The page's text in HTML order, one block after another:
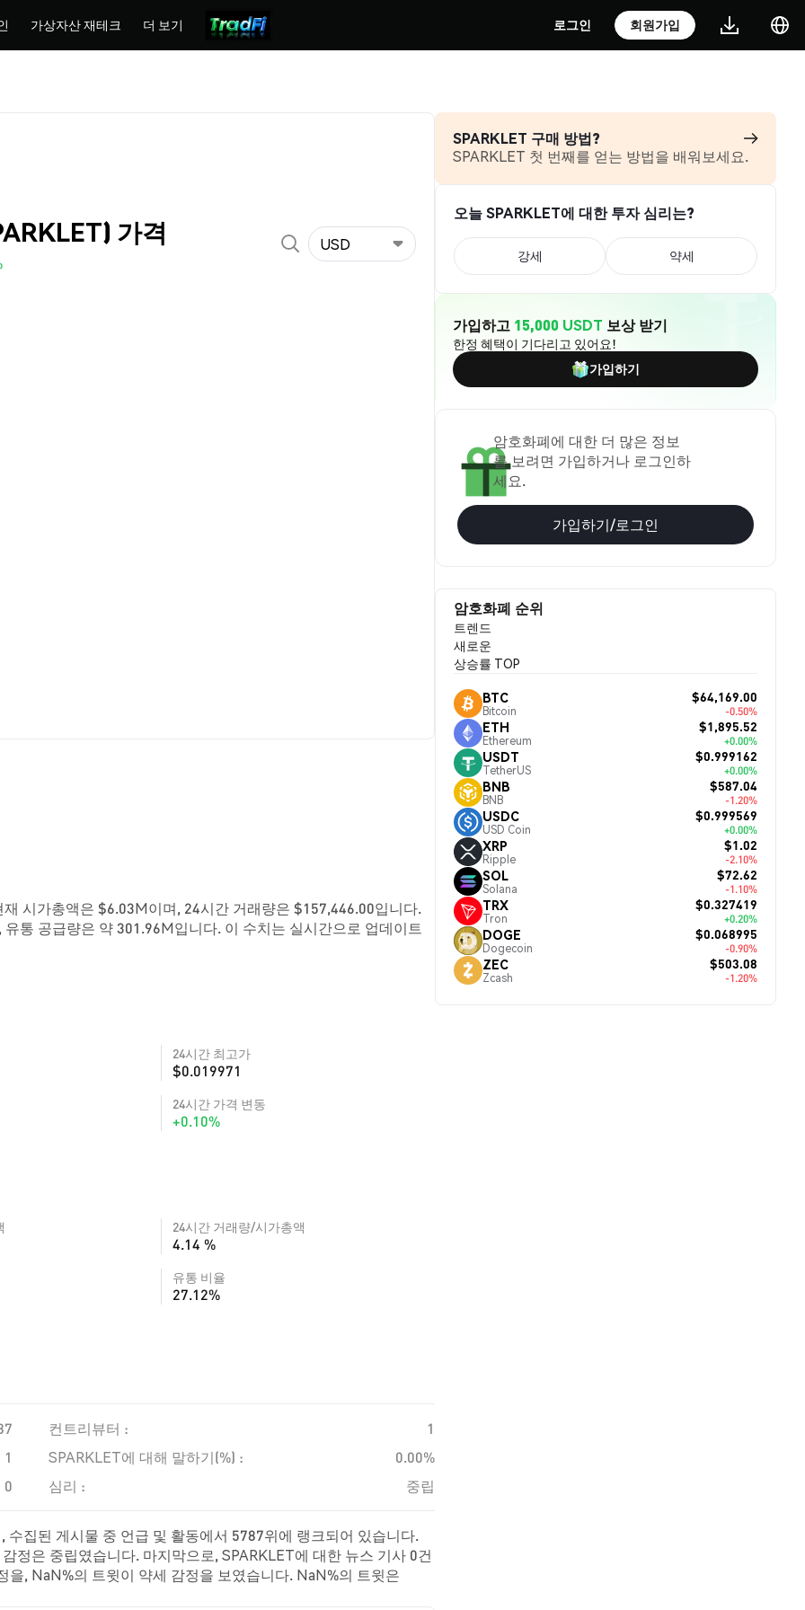
가상자산 재테크 더 보기 로그인 회원가입
가격 USD
시가총액은 $6.03M이며, 24시간 거래량은 $157,446.00입니다.
유통 공급량은 약 301.96M입니다. 이 수치는 실시간으로 업데이트
24시간 최고가
$0.019971
24시간 가격 변동
+0.10%
24시간 거래량/시가총액
4.14 %
유통 비율
27.12%
컨트리뷰터 :
1
1 SPARKLET에 대해 말하기(%) :
0.00%
0 심리 : 중립
집된 게시물 중 언급 및 활동에서 5787위에 랭크되어 있습니다.
정은 중립였습니다. 마지막으로, SPARKLET에 대한 뉴스 기사 0건
, NaN%의 트윗이 약세 감정을 보였습니다. NaN%의 트윗은
SPARKLET 구매 방법?
SPARKLET 첫 번째를 얻는 방법을 배워보세요.
오늘 SPARKLET에 대한 투자 심리는?
강세 약세
가입하고 15,000 USDT 보상 받기
한정 혜택이 기다리고 있어요!
가입하기
암호화폐에 대한 더 많은 정보
를 보려면 가입하거나 로그인하
세요.
가입하기/로그인
암호화폐 순위
트렌드
새로운
상승률 TOP
BTC
Bitcoin
$64,169.00
-0.50%
ETH
Ethereum
$1,895.52
+0.00%
USDT
TetherUS
$0.999162
+0.00%
BNB
BNB
$587.04
-1.20%
USDC
USD Coin
$0.999569
+0.00%
XRP
Ripple
$1.02
-2.10%
SOL
Solana
$72.62
-1.10%
TRX
Tron
$0.327419
+0.20%
DOGE
Dogecoin
$0.068995
-0.90%
ZEC
Zcash
$503.08
-1.20%